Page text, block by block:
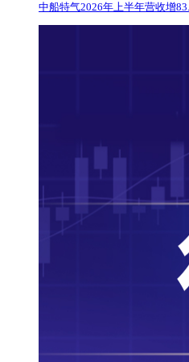
中船特气2026年上半年营收增